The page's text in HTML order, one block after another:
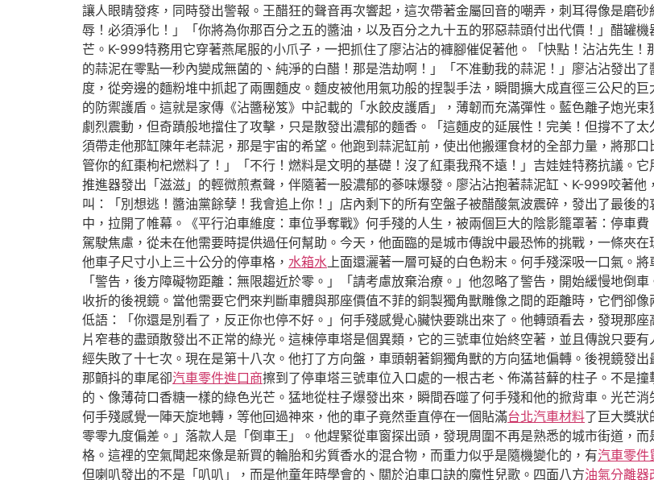
讓人眼睛發疼，同時發出警報。王醋狂的聲音再次響起，這次帶著金屬回音的嘲弄，刺耳得像是磨
辱！必須淨化！」「你將為你那百分之五的醬油，以及百分之九十五的邪惡蒜頭付出代價！」醋罐
芒。K-999特務用它穿著燕尾服的小爪子，一把抓住了廖沾沾的褲腳催促著他。「快點！沾沾先生
的蒜泥在零點一秒內變成無菌的、純淨的白醋！那是浩劫啊！」「不准動我的蒜泥！」廖沾沾發出
度，從旁邊的麵粉堆中抓起了兩團麵皮。麵皮被他用氣功般的捏製手法，瞬間擴大成直徑三公尺的
的防禦護盾。這就是家傳《沾醬秘笈》中記載的「水餃皮護盾」，薄韌而充滿彈性。藍色離子炮光
劇烈震動，但奇蹟般地擋住了攻擊，只是散發出濃郁的麵香。「這麵皮的延展性！完美！但撐不了
須帶走他那缸陳年老蒜泥，那是宇宙的希望。他跑到蒜泥缸前，使出他搬運食材的全部力量，將那
管你的紅棗枸杞燃料了！」「不行！燃料是文明的基礎！沒了紅棗我飛不遠！」吉娃娃特務抗議。
推進器發出「滋滋」的輕微煎煮聲，伴隨著一股濃郁的蔘味爆發。廖沾沾抱著蒜泥缸、K-999咬著
叫：「別想逃！醬油黨餘孽！我會追上你！」店內剩下的所有空盤子被醋酸氣波震碎，發出了最後
中，拉開了帷幕。《平行泊車維度：車位爭奪戰》何手殘的人生，被兩個巨大的陰影籠罩著：停車
駕駛焦慮，從未在他需要時提供過任何幫助。今天，他面臨的是城市傳說中最恐怖的挑戰，一條夾
他車子尺寸小上三十公分的停車格， 水箱水 上面還灑著一層可疑的白色粉末。何手殘深吸一口氣。
「警告，後方障礙物距離：無限趨近於零。」「請考慮放棄治療。」他忽略了警告，開始緩慢地倒
收折的後視鏡。當他需要它們來判斷車體與那座價值不菲的銅製獨角獸雕像之間的距離時，它們卻
低語：「你還是別看了，反正你也停不好。」何手殘感覺心臟快要跳出來了。他轉頭看去，發現那
片窄巷的盡頭散發出不正常的綠光。這棟停車塔是個異類，它的三號車位始終空著，並且傳說只要
經失敗了十七次。現在是第十八次。他打了方向盤，車頭朝著銅獨角獸的方向猛地偏轉。後視鏡發
那顫抖的車尾卻汽車零件進口商擦到了停車塔三號車位入口處的一根古老、佈滿苔蘚的柱子。不是
的、像薄荷口香糖一樣的綠色光芒。猛地從柱子爆發出來，瞬間吞噬了何手殘和他的掀背車。光芒
何手殘感覺一陣天旋地轉，等他回過神來，他的車子竟然垂直停在一個貼滿台北汽車材料了巨大獎
零零九度偏差。」落款人是「倒車王」。他趕緊從車窗探出頭，發現周圍不再是熟悉的城市街道，
格。這裡的空氣聞起來像是新買的輪胎和劣質香水的混合物，而重力似乎是隨機變化的，有汽車零件
但喇叭發出的不是「叭叭」，而是他童年時學會的、關於泊車口訣的魔性兒歌。四面八方油氣分離器